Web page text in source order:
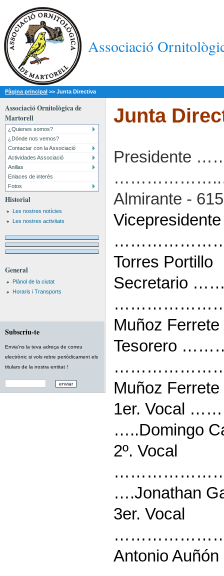
Associació
Pàgina principal >> Junta Directiva
Associació Ornitològica de
Martorell
¿Quienes somos?
¿Dónde nos vemos?
Contactar con la Associació
Actividades Associació
Anillas
Enlaces de interés
Fotos
Historial
Les nostres notícies
Les nostres activitats
General
Plànol de la ciutat
Horaris i Transports
Subscriu-te
Envia'ns la teva adreça de correu
electrònic si vols rebre periòdicament els
titulars de la nostra entitat !
Junta
Presidente
Almirante -
Torres Portillo
Secretario
Muñoz
Tesorero
Muñoz
1er.
…..Domingo
2º. Vocal
….Jonathan
3er. Vocal
Antonio